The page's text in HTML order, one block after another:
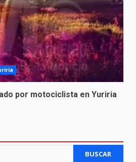
por motociclista en Yuriria
BUSCAR